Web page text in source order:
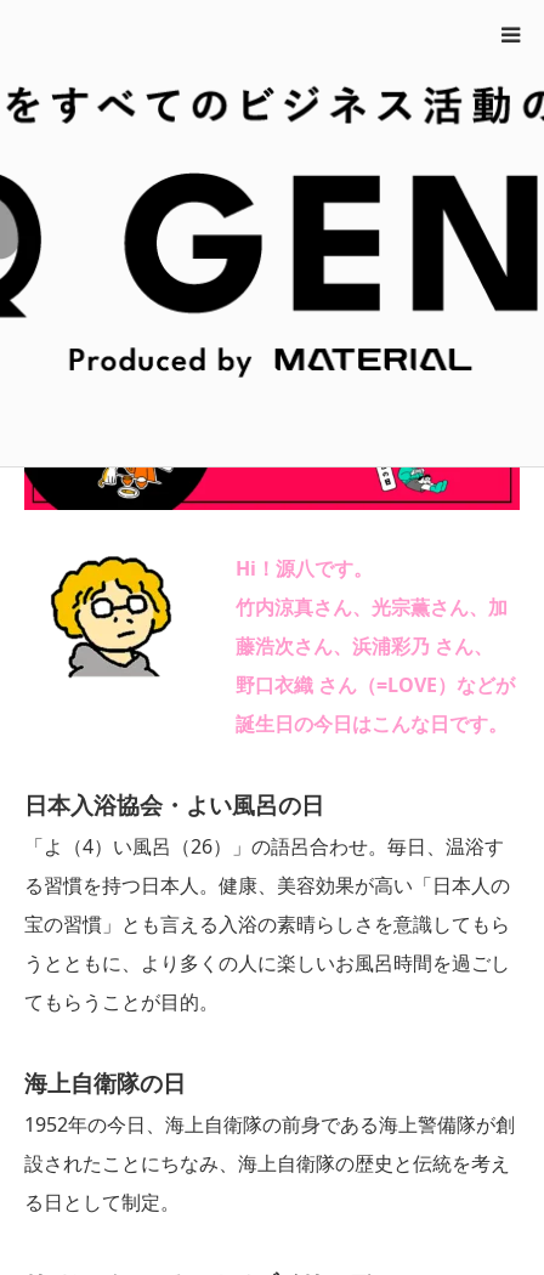
ホーム4月26日の今日は何の日？
4月26日の今日は何の日？
Hi！源八です。
竹内涼真さん、光宗薫さん、加
藤浩次さん、浜浦彩乃 さん、
野口衣織 さん（=LOVE）などが
誕生日の今日はこんな日です。
日本入浴協会・よい風呂の日
「よ（4）い風呂（26）」の語呂合わせ。毎日、温浴す
る習慣を持つ日本人。健康、美容効果が高い「日本人の
宝の習慣」とも言える入浴の素晴らしさを意識してもら
うとともに、より多くの人に楽しいお風呂時間を過ごし
てもらうことが目的。
海上自衛隊の日
1952年の今日、海上自衛隊の前身である海上警備隊が創
設されたことにちなみ、海上自衛隊の歴史と伝統を考え
る日として制定。